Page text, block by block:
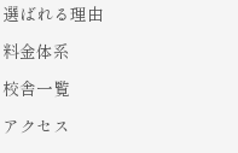
選ばれる理由
料金体系
校舎一覧
アクセス